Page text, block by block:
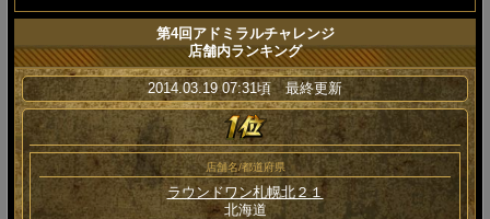
第4回アドミラルチャレンジ
店舗内ランキング
2014.03.19 07:31頃 最終更新
店舗名/都道府県
ラウンドワン札幌北２１
北海道